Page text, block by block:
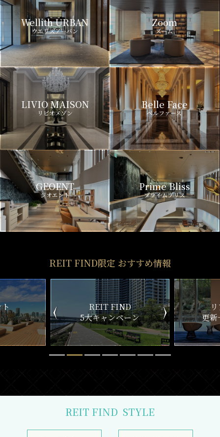
Wellith URBAN
ウエリスアーバン
Zoom
ズーム
LIVIO MAISON
リビオメゾン
Belle Face
ベルファース
GEOENT
ジオエント
Prime Bliss
プライムブリス
REIT FIND限定 おすすめ情報
ン
リアルタイム
更新一覧チェック
新
REIT FIND STYLE